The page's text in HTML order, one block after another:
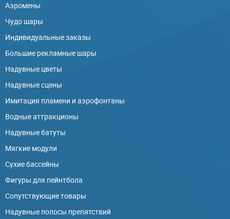
Аэромены
Чудо шары
Индивидуальные заказы
Большие рекламные шары
Надувные цветы
Надувные сцены
Имитация пламени и аэрофонтаны
Водные аттракционы
Надувные батуты
Мягкие модули
Сухие бассейны
Фигуры для пейнтбола
Сопутствующие товары
Надувные полосы препятствий